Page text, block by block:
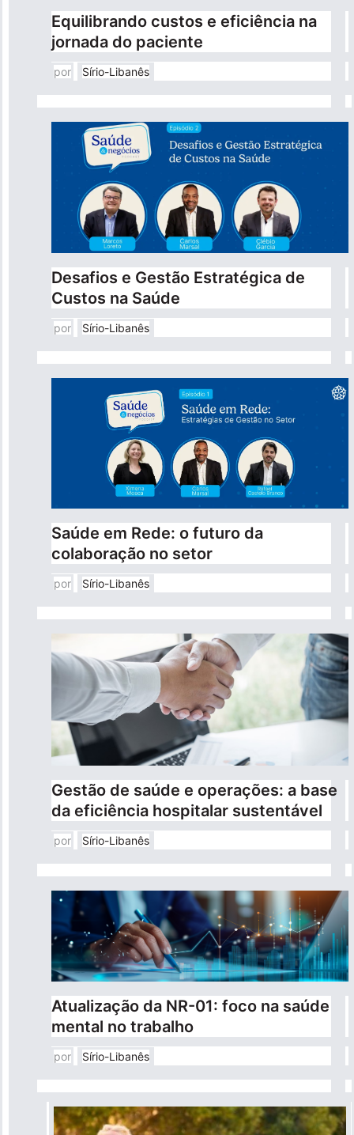
Pronto Atendimento
Agendamentos
Fale Conosco
International Patient
Navegação
principal
Sobre
Para você
Para empresas
Profissionais da saúde
Equilibrando custos e eficiência na
jornada do paciente
por Sírio-Libanês
Desafios e Gestão Estratégica de
Custos na Saúde
por Sírio-Libanês
Saúde em Rede: o futuro da
colaboração no setor
por Sírio-Libanês
Gestão de saúde e operações: a base
da eficiência hospitalar sustentável
por Sírio-Libanês
Atualização da NR-01: foco na saúde
mental no trabalho
por Sírio-Libanês